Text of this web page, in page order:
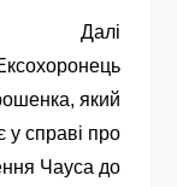
запис
Далі
який
у справі про
Чауса до